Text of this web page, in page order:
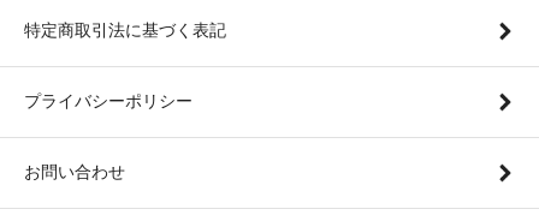
特定商取引法に基づく表記
プライバシーポリシー
お問い合わせ